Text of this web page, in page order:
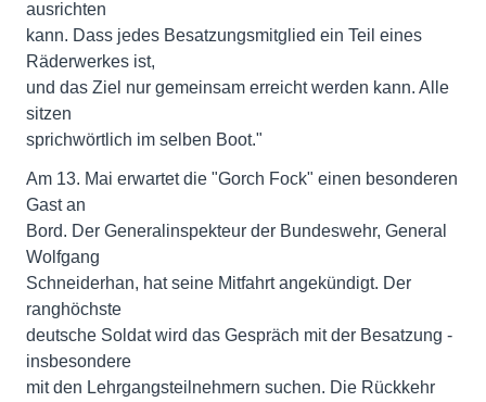
ausrichten
kann. Dass jedes Besatzungsmitglied ein Teil eines
Räderwerkes ist,
und das Ziel nur gemeinsam erreicht werden kann. Alle
sitzen
sprichwörtlich im selben Boot."
Am 13. Mai erwartet die "Gorch Fock" einen besonderen
Gast an
Bord. Der Generalinspekteur der Bundeswehr, General
Wolfgang
Schneiderhan, hat seine Mitfahrt angekündigt. Der
ranghöchste
deutsche Soldat wird das Gespräch mit der Besatzung -
insbesondere
mit den Lehrgangsteilnehmern suchen. Die Rückkehr